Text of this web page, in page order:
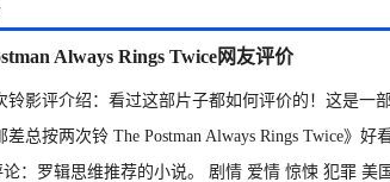
Always Rings Twice网友评价
铃影评介绍：看过这部片子都如何评价的！这是一
差总按两次铃 The Postman Always Rings Twice》
论：罗辑思维推荐的小说。 剧情 爱情 惊悚 犯罪 美